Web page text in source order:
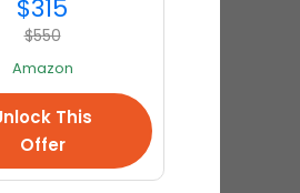
$315
$550
Amazon
This
Offer